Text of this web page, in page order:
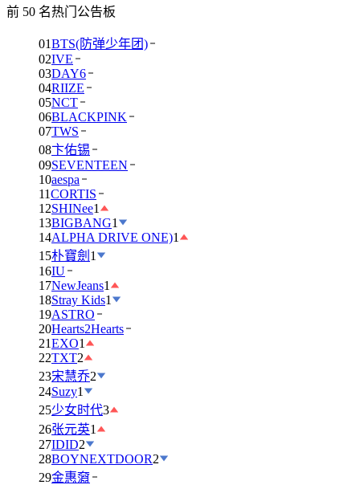
前 50 名热门公告板
01BTS(防弹少年团)
02IVE
03DAY6
04RIIZE
05NCT
06BLACKPINK
07TWS
08卞佑锡
09SEVENTEEN
10aespa
11CORTIS
12SHINee1
13BIGBANG1
14ALPHA DRIVE ONE)1
15朴寶劍 1
16IU
17NewJeans1
18Stray Kids1
19ASTRO
20Hearts2Hearts
21EXO1
22TXT2
23宋慧乔2
24Suzy1
25少女时代3
26张元英1
27IDID2
28BOYNEXTDOOR2
29金惠奫